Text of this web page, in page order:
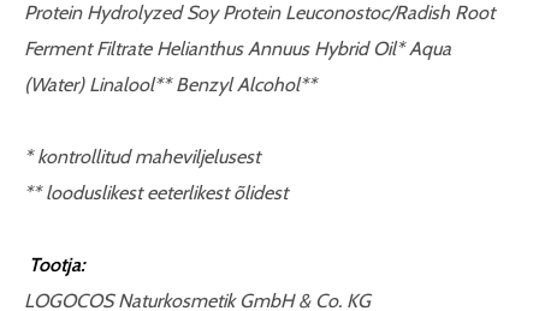
Protein Hydrolyzed Soy Protein Leuconostoc/Radish Root
Ferment Filtrate Helianthus Annuus Hybrid Oil* Aqua
(Water) Linalool** Benzyl Alcohol**
* kontrollitud maheviljelusest
** looduslikest eeterlikest õlidest
Tootja:
LOGOCOS Naturkosmetik GmbH & Co. KG